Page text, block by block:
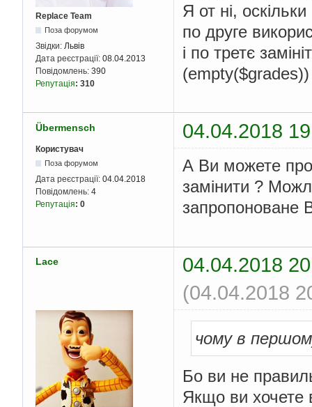
</html>
Replace Team
Поза форумом
Звідки: Львів
Дата реєстрації: 08.04.2013
Повідомлень: 390
Репутація: 310
Я от ні,
по друге
і по третє
(empty($grades))
Übermensch 04.04.2018
Користувач
Поза форумом
Дата реєстрації: 04.04.2018
Повідомлень: 4
Репутація: 0
А Ви можете
замінити ?
запропоноване
Lace
04.04.2018
(04.04.2018
чому в
Бо ви не
Якщо ви хочете